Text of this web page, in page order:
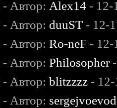
- Автор: Alex14 - 12-
- Автор: duuST - 12-
- Автор:Ro-neF - 12-
- Автор:Philosopher-
- Автор:blitzzzz -
- Автор: